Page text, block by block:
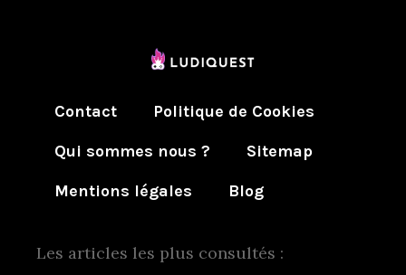
Contact
Politique de Cookies
Qui sommes nous ?
Sitemap
Mentions légales
Blog
Les articles les plus consultés :